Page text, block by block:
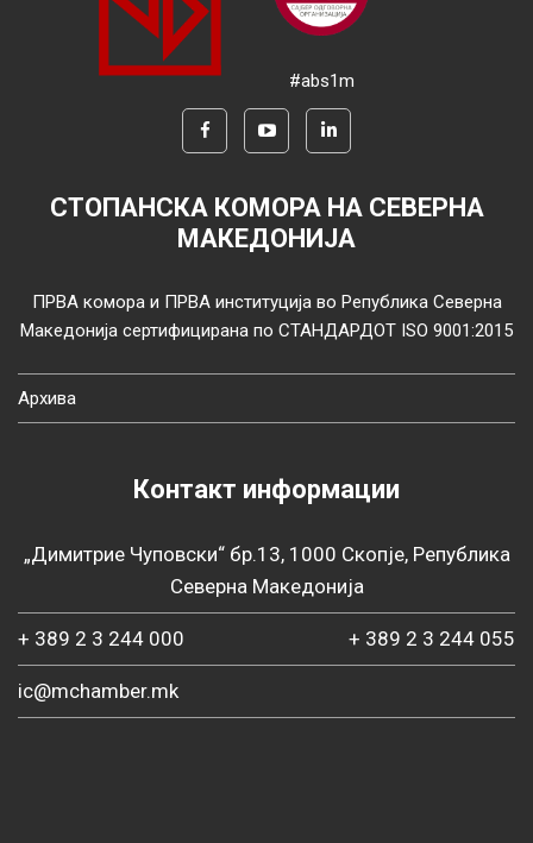
#abs1m
СТОПАНСКА КОМОРА НА СЕВЕРНА
МАКЕДОНИЈА
ПРВА комора и ПРВА институција во Република Северна
Македонија сертифицирана по СТАНДАРДОТ ISO 9001:2015
Архива
Контакт информации
„Димитрие Чуповски“ бр.13, 1000 Скопје, Република
Северна Македонија
+ 389 2 3 244 000 + 389 2 3 244 055
ic@mchamber.mk